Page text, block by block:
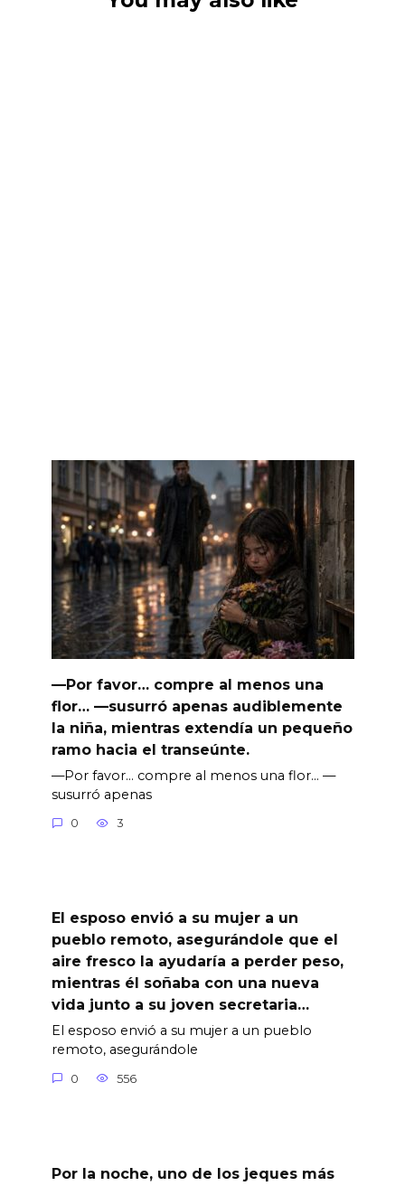
—Por favor… compre al menos una
flor… —susurró apenas audiblemente
la niña, mientras extendía un pequeño
ramo hacia el transeúnte.
—Por favor… compre al menos una flor… —
susurró apenas
0 3
El esposo envió a su mujer a un
pueblo remoto, asegurándole que el
aire fresco la ayudaría a perder peso,
mientras él soñaba con una nueva
vida junto a su joven secretaria…
El esposo envió a su mujer a un pueblo
remoto, asegurándole
0 556
Por la noche, uno de los jeques más